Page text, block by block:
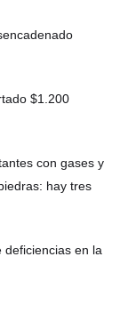
$1.200
con gases y
hay tres
deficiencias en la